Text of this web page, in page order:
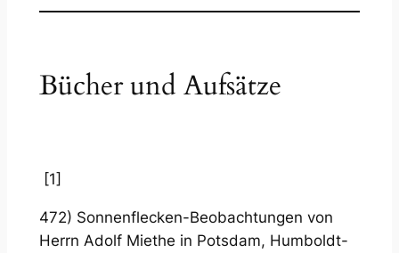
Bücher und Aufsätze
[1]
472) Sonnenflecken-Beobachtungen von
Herrn Adolf Miethe in Potsdam, Humboldt-